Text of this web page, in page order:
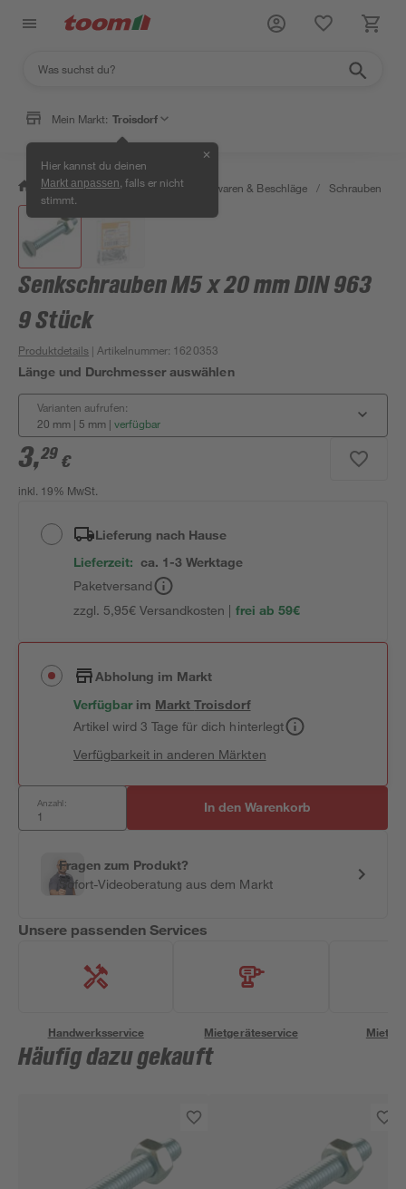
Mein Markt: Troisdorf
Hier kannst du deinen
Markt anpassen , falls er nicht
stimmt.
✕
/ Werkstatt & Maschinen / Eisenwaren & Beschläge / Schrauben
Senkschrauben M5 x 20 mm DIN 963
9 Stück
Produktdetails | Artikelnummer: 1620353
Länge und Durchmesser auswählen
Varianten aufrufen:
20 mm | 5 mm | verfügbar
3,29 €
inkl. 19% MwSt.
Lieferung nach Hause
Lieferzeit: ca. 1-3 Werktage
Paketversand
zzgl. 5,95€ Versandkosten | frei ab 59€
Abholung im Markt
Verfügbar im MarktTroisdorf
Artikel wird 3 Tage für dich hinterlegt
Verfügbarkeit in anderen Märkten
Anzahl: In den Warenkorb
Fragen zum Produkt?
Sofort-Videoberatung aus dem Markt
Unsere passenden Services
Handwerksservice Mietgeräteservice
Häufig dazu gekauft